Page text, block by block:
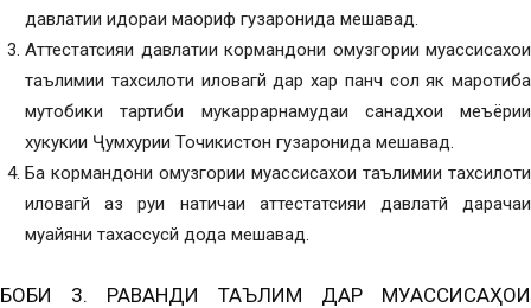
давлатии идораи маориф гузаронида мешавад.
Аттестатсияи давлатии кормандони омузгории муассисахои
таълимии тахсилоти иловагй дар хар панч сол як маротиба
мутобики тартиби мукаррарнамудаи санадхои меъёрии
хукукии Ҷумхурии Точикистон гузаронида мешавад.
Ба кормандони омузгории муассисахои таълимии тахсилоти
иловагй аз руи натичаи аттестатсияи давлатй дарачаи
муайяни тахассусй дода мешавад.
БОБИ 3. РАВАНДИ ТАЪЛИМ ДАР МУАССИСАҲОИ